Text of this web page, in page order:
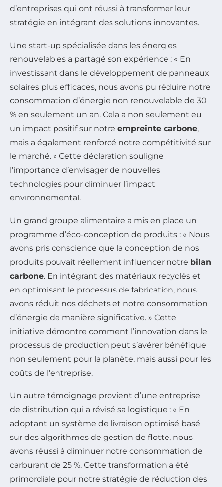
d’entreprises qui ont réussi à transformer leur
stratégie en intégrant des solutions innovantes.
Une start-up spécialisée dans les énergies
renouvelables a partagé son expérience : « En
investissant dans le développement de panneaux
solaires plus efficaces, nous avons pu réduire notre
consommation d’énergie non renouvelable de 30
% en seulement un an. Cela a non seulement eu
un impact positif sur notre empreinte carbone,
mais a également renforcé notre compétitivité sur
le marché. » Cette déclaration souligne
l’importance d’envisager de nouvelles
technologies pour diminuer l’impact
environnemental.
Un grand groupe alimentaire a mis en place un
programme d’éco-conception de produits : « Nous
avons pris conscience que la conception de nos
produits pouvait réellement influencer notre bilan
carbone. En intégrant des matériaux recyclés et
en optimisant le processus de fabrication, nous
avons réduit nos déchets et notre consommation
d’énergie de manière significative. » Cette
initiative démontre comment l’innovation dans le
processus de production peut s’avérer bénéfique
non seulement pour la planète, mais aussi pour les
coûts de l’entreprise.
Un autre témoignage provient d’une entreprise
de distribution qui a révisé sa logistique : « En
adoptant un système de livraison optimisé basé
sur des algorithmes de gestion de flotte, nous
avons réussi à diminuer notre consommation de
carburant de 25 %. Cette transformation a été
primordiale pour notre stratégie de réduction des